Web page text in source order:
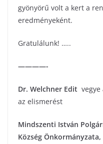
gyönyörű volt a kert a
eredményeként.
Gratulálunk! …..
————-
Dr. Welchner Edit vegye
az elismerést
Mindszenti István
Község Önkormányzata,